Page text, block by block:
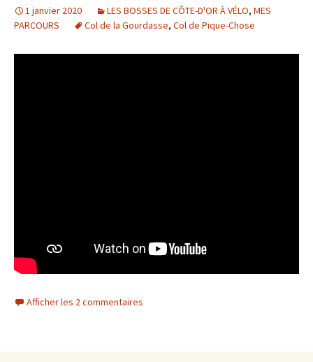
1 janvier 2020 LES BOSSES DE CÔTE-D'OR À VÉLO, MES
PARCOURS
Col de la Gourdasse, Col de Pique-Chose
Afficher les 2 commentaires